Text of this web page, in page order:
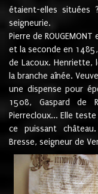
étaient-elles
seigneurie.
Pierre de
et la seconde en 1485,
de Lacoux. Henriette,
la branche aînée.
une dispense pour
1508, Gaspard de
Pierrecloux... Elle
ce puissant
Bresse, seigneur de